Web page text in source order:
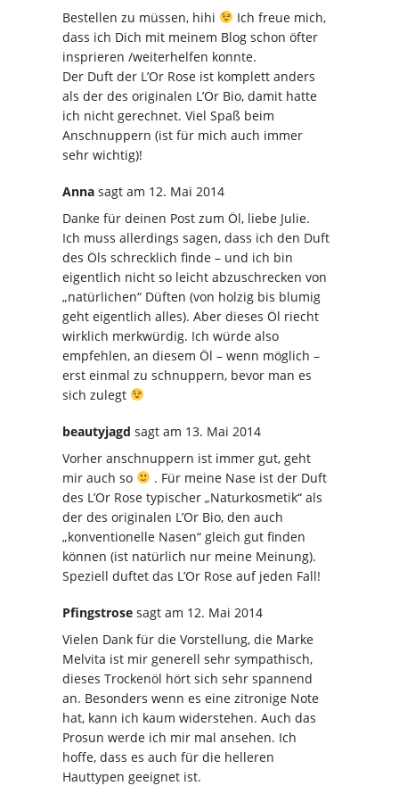
Bestellen zu müssen, hihi
Ich freue mich,
dass ich Dich mit meinem Blog schon öfter
insprieren /weiterhelfen konnte.
Der Duft der L’Or Rose ist komplett anders
als der des originalen L’Or Bio, damit hatte
ich nicht gerechnet. Viel Spaß beim
Anschnuppern (ist für mich auch immer
sehr wichtig)!
Anna sagt am 12. Mai 2014
Danke für deinen Post zum Öl, liebe Julie.
Ich muss allerdings sagen, dass ich den Duft
des Öls schrecklich finde – und ich bin
eigentlich nicht so leicht abzuschrecken von
„natürlichen“ Düften (von holzig bis blumig
geht eigentlich alles). Aber dieses Öl riecht
wirklich merkwürdig. Ich würde also
empfehlen, an diesem Öl – wenn möglich –
erst einmal zu schnuppern, bevor man es
sich zulegt
beautyjagd sagt am 13. Mai 2014
Vorher anschnuppern ist immer gut, geht
mir auch so
. Für meine Nase ist der Duft
des L’Or Rose typischer „Naturkosmetik“ als
der des originalen L’Or Bio, den auch
„konventionelle Nasen“ gleich gut finden
können (ist natürlich nur meine Meinung).
Speziell duftet das L’Or Rose auf jeden Fall!
Pfingstrose sagt am 12. Mai 2014
Vielen Dank für die Vorstellung, die Marke
Melvita ist mir generell sehr sympathisch,
dieses Trockenöl hört sich sehr spannend
an. Besonders wenn es eine zitronige Note
hat, kann ich kaum widerstehen. Auch das
Prosun werde ich mir mal ansehen. Ich
hoffe, dass es auch für die helleren
Hauttypen geeignet ist.